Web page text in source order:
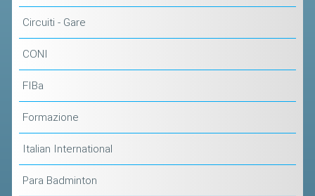
Circuiti - Gare
CONI
FIBa
Formazione
Italian International
Para Badminton
LINE
GARE ED EVENTI